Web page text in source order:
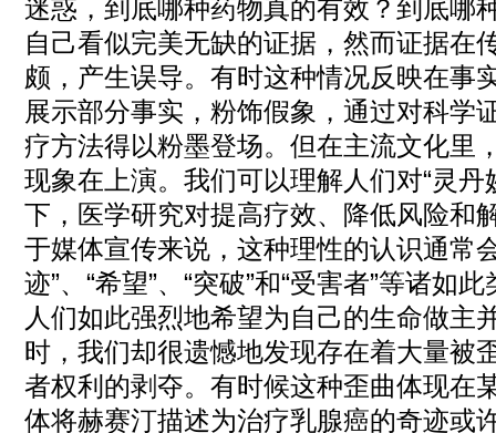
迷惑，到底哪种药物真的有效？到底哪
自己看似完美无缺的证据，然而证据在
颇，产生误导。有时这种情况反映在事
展示部分事实，粉饰假象，通过对科学
疗方法得以粉墨登场。但在主流文化里
现象在上演。我们可以理解人们对“灵
下，医学研究对提高疗效、降低风险和
于媒体宣传来说，这种理性的认识通常
迹”、“希望”、“突破”和“受害者”等诸如
人们如此强烈地希望为自己的生命做主
时，我们却很遗憾地发现存在着大量被
者权利的剥夺。有时候这种歪曲体现在
体将赫赛汀描述为治疗乳腺癌的奇迹或